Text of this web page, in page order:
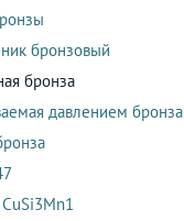
бронзовый
бронза
давлением бронза